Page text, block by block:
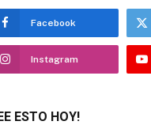
Facebook
Instagram
ESTO HOY!